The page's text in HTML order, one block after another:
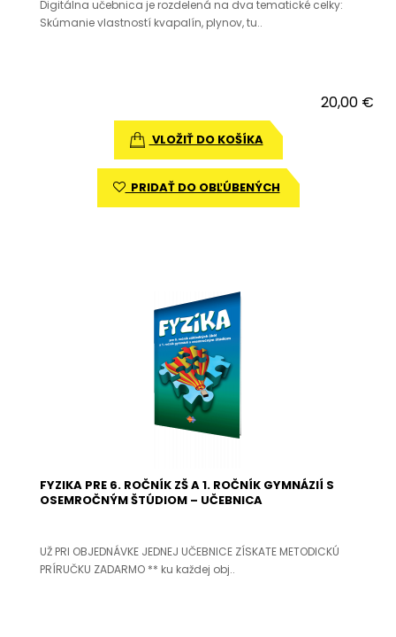
Digitálna učebnica je rozdelená na dva tematické celky:
Skúmanie vlastností kvapalín, plynov, tu..
20,00 €
VLOŽIŤ DO KOŠÍKA
PRIDAŤ DO OBĽÚBENÝCH
FYZIKA PRE 6. ROČNÍK ZŠ A 1. ROČNÍK GYMNÁZIÍ S
OSEMROČNÝM ŠTÚDIOM – UČEBNICA
UŽ PRI OBJEDNÁVKE JEDNEJ UČEBNICE ZÍSKATE METODICKÚ
PRÍRUČKU ZADARMO ** ku každej obj..